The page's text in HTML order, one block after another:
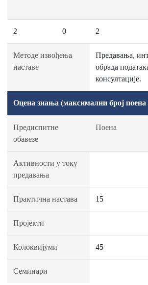
2 0 2
Методе извођења
наставе
Предавања,
обрада
консултације.
Оцена знања (максимални број поена
Предиспитне
обавезе
Поена
Активности у току
предавања
Практична настава 15
Пројекти
Колоквијуми 45
Семинари